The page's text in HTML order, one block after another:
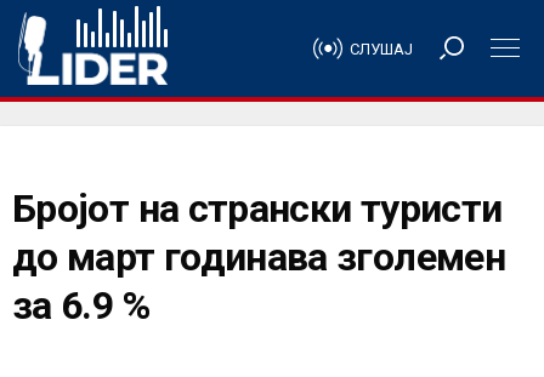
СЛУШАЈ
Бројот на странски туристи
до март годинава зголемен
за 6.9 %